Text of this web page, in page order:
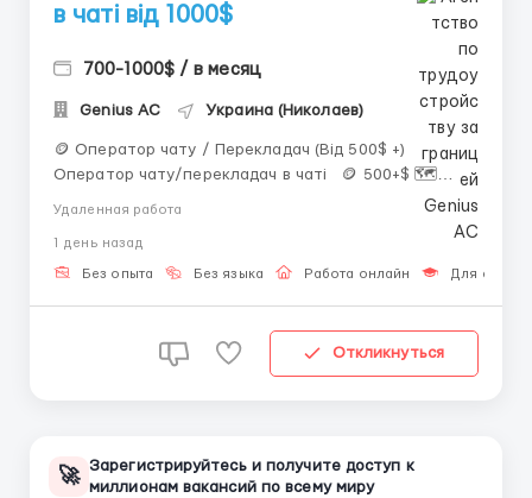
в чаті від 1000$
700-1000$ / в месяц
Genius AС Украина (Николаев)
🪙 Оператор чату / Перекладач (Від 500$ +)
Оператор чату/перекладач в чаті 🪙 500+$ 🗺
Удаленная работа
1 день назад
Без опыта Без языка Работа онлайн Для
Откликнуться
🚀 Зарегистрируйтесь и получите доступ к
миллионам вакансий по всему миру